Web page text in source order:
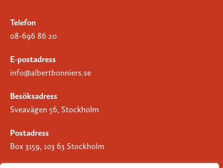
Telefon
08-696 86 20
E-postadress
info@albertbonniers.se
Besöksadress
Sveavägen 56, Stockholm
Postadress
Box 3159, 103 63 Stockholm